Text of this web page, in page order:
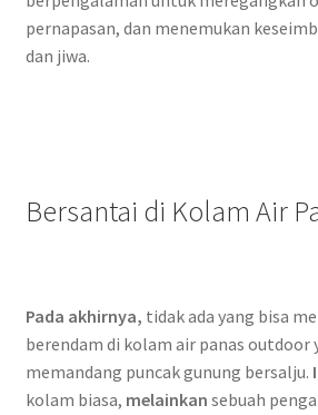
pernapasan, dan menemukan
dan jiwa.
Bersantai di Kolam Air
Pada akhirnya, tidak ada yang bisa
berendam di kolam air panas outdoor
memandang puncak gunung bersalju.
kolam biasa, melainkan sebuah